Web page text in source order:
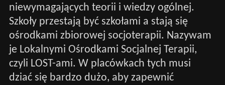
niewymagających teorii i wiedzy ogólnej.
Szkoły przestają być szkołami a stają się
ośrodkami zbiorowej socjoterapii. Nazywam
je Lokalnymi Ośrodkami Socjalnej Terapii,
czyli LOST-ami. W placówkach tych musi
dziać się bardzo dużo, aby zapewnić